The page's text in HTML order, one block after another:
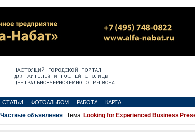
СТАТЬИ ФОТОАЛЬБОМ РАБОТА КАРТА
Частные объявления | Тема: Looking for Experienced Business